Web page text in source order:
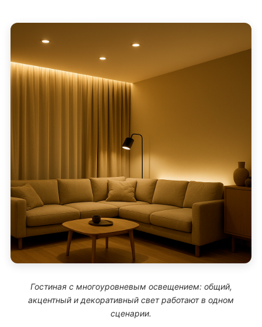
Гостиная с многоуровневым освещением: общий,
акцентный и декоративный свет работают в одном
сценарии.